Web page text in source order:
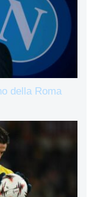
della Roma